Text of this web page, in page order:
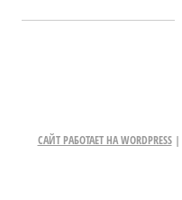
САЙТ РАБОТАЕТ НА WORDPRESS |